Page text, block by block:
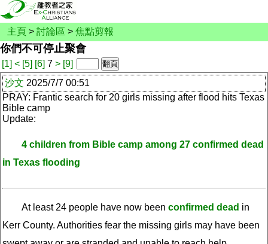
主頁 > 討論區 > 焦點剪報
你們不可停止聚會
[1] < [5] [6] 7 > [9]
沙文 2025/7/7 00:51
PRAY: Frantic search for 20 girls missing after flood hits Texas
Bible camp
Update:
4 children from Bible camp among 27 confirmed dead
in Texas flooding
At least 24 people have now been confirmed dead in
Kerr County. Authorities fear the missing girls may have been